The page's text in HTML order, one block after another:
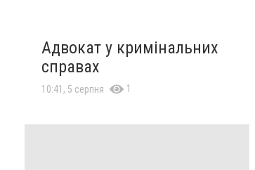
Адвокат у кримінальних
справах
10:41, 5 серпня 1